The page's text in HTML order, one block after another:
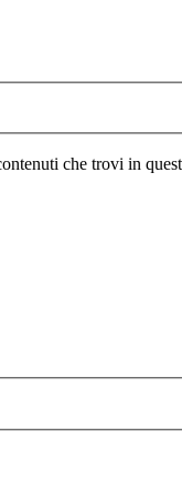
che trovi in